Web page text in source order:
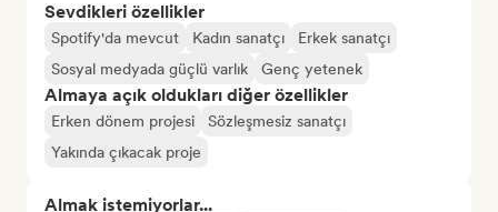
Sevdikleri özellikler
Spotify'da mevcut Kadın sanatçı
Erkek sanatçı
Sosyal medyada güçlü varlık
Genç yetenek
Almaya açık oldukları diğer özellikler
Erken dönem projesi
Sözleşmesiz sanatçı
Yakında çıkacak proje
Almak istemiyorlar...